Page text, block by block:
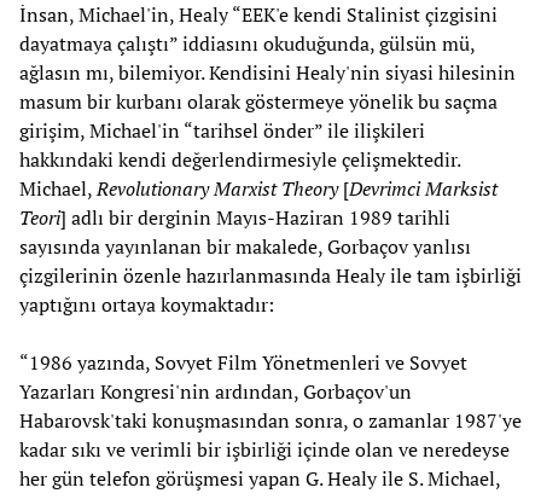
İnsan, Michael'in, Healy “EEK'e kendi Stalinist çizgisini
dayatmaya çalıştı” iddiasını okuduğunda, gülsün mü,
ağlasın mı, bilemiyor. Kendisini Healy'nin siyasi hilesinin
masum bir kurbanı olarak göstermeye yönelik bu saçma
girişim, Michael'in “tarihsel önder” ile ilişkileri
hakkındaki kendi değerlendirmesiyle çelişmektedir.
Michael,Revolutionary Marxist Theory[Devrimci Marksist
Teori] adlı bir derginin Mayıs-Haziran 1989 tarihli
sayısında yayınlanan bir makalede, Gorbaçov yanlısı
çizgilerinin özenle hazırlanmasında Healy ile tam işbirliği
yaptığını ortaya koymaktadır:
“1986 yazında, Sovyet Film Yönetmenleri ve Sovyet
Yazarları Kongresi'nin ardından, Gorbaçov'un
Habarovsk'taki konuşmasından sonra, o zamanlar 1987'ye
kadar sıkı ve verimli bir işbirliği içinde olan ve neredeyse
her gün telefon görüşmesi yapan G. Healy ile S. Michael,